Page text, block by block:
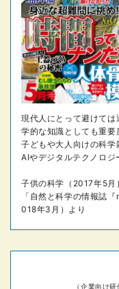
現代人にとって避けて
学的な知識としても重要
子どもや大人向けの科
AIやデジタルテクノロジ
子供の科学（2017年5月）
「自然と科学の情報誌
018年3月）より
（企業向け